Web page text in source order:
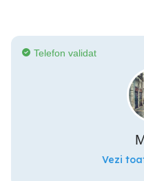
Telefon validat
Vezi